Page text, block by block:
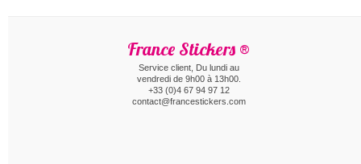
France Stickers ®
Service client, Du lundi au
vendredi de 9h00 à 13h00.
+33 (0)4 67 94 97 12
contact@francestickers.com